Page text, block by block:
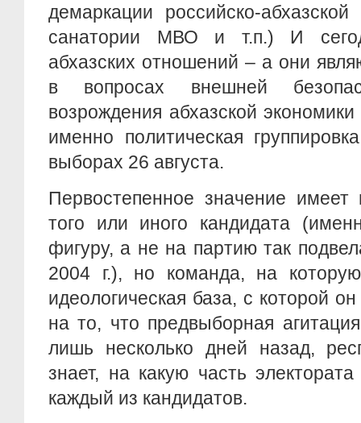
демаркации российско-
санатории МВО и т.п.) И
абхазских отношений – а они
в вопросах внешней
возрождения абхазской
именно политическая
выборах 26 августа.
Первостепенное значение имеет
того или иного кандидата
фигуру, а не на партию так
2004 г.), но команда, на
идеологическая база, с которой
на то, что предвыборная
лишь несколько дней назад,
знает, на какую часть
каждый из кандидатов.